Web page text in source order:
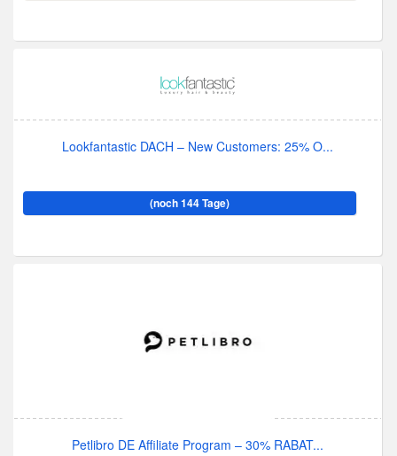
Lookfantastic DACH – New Customers: 25% O...
(noch 144 Tage)
Petlibro DE Affiliate Program – 30% RABAT...